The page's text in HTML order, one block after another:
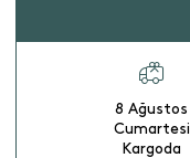
8 Ağustos
Cumartesi
Kargoda